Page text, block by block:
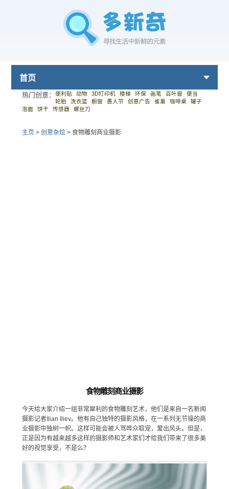
首页
热门创意： 便利贴 动物 3D打印机 楼梯 环保 画笔 百叶窗
便当
轮胎
洗衣篮 橱窗 愚人节 创意广告 雀巢 咖啡桌
罐子
泡面
饼干 传感器 螺丝刀
主页 > 创意杂烩> 食物雕刻商业摄影
食物雕刻商业摄影
今天给大家介绍一组非常犀利的食物雕刻艺术，他们是来自一名新闻
摄影记者Ilian Iliev。他有自己独特的摄影风格，在一系列无节操的商
业摄影中独树一帜。这样可能会被人骂哗众取宠，爱出风头。但是，
正是因为有越来越多这样的摄影师和艺术家们才给我们带来了很多美
好的视觉享受，不是么？